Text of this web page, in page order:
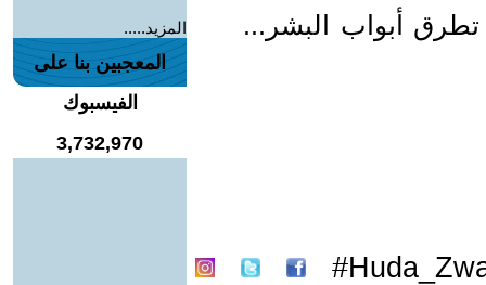
تطرق أبواب البشر... المزيد.....
المعجبين بنا على
الفيسبوك
3,732,970